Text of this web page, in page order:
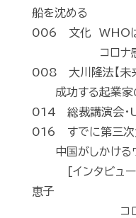
船を沈める
006 文化 WHOは
コロナ感染、
008 大川隆法【未
成功する起業家
014 総裁講演会・
016 すでに第三次
中国がしかける
[インタビュー]
恵子
コロラド州